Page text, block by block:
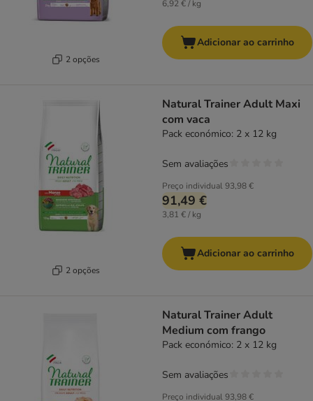
2 opções
6,92 € / kg
Adicionar ao carrinho
2 opções
Natural Trainer Adult Maxi
com vaca
Pack económico: 2 x 12 kg
Preço individual93,98 €
91,49 €
3,81 € / kg
Sem avaliações
Adicionar ao carrinho
Natural Trainer Adult
Medium com frango
Pack económico: 2 x 12 kg
Preço individual93,98 €
Sem avaliações